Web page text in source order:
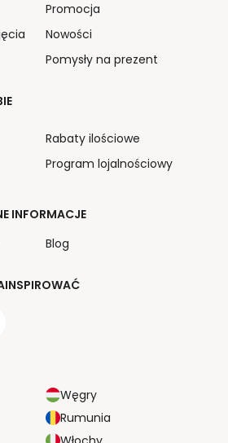
Węgry
Rumunia
Promocja
Nowości
Pomysły na prezent
Rabaty ilościowe
Program lojalnościowy
INFORMACJE
Blog